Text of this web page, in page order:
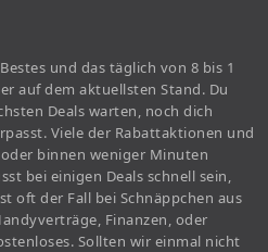
und das täglich von 8 bis 1
auf dem aktuellsten Stand. Du
Deals warten, noch dich
Viele der Rabattaktionen und
binnen weniger Minuten
bei einigen Deals schnell sein,
oft der Fall bei Schnäppchen aus
Finanzen, oder
Sollten wir einmal nicht